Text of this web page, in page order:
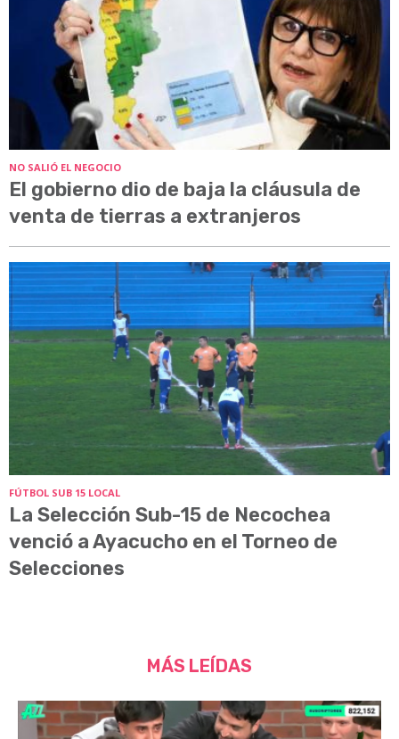
NO SALIÓ EL NEGOCIO
El gobierno dio de baja la cláusula de
venta de tierras a extranjeros
FÚTBOL SUB 15 LOCAL
La Selección Sub-15 de Necochea
venció a Ayacucho en el Torneo de
Selecciones
MÁS LEÍDAS